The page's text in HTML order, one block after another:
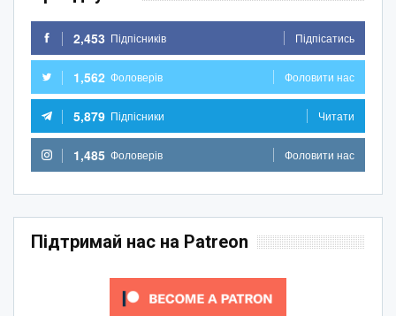
2,453 Підпісників Підпісатись
1,562 Фоловерів Фоловити нас
5,879 Підпісники Читати
1,485 Фоловерів Фоловити нас
Підтримай нас на Patreon